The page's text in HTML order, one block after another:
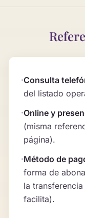
·Consulta
del listado
·Online y
(misma
página).
·Método de
forma de
la
facilita).